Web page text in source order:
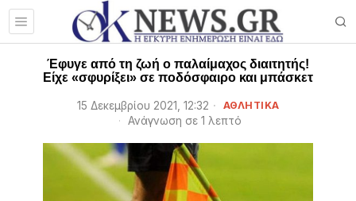
Έφυγε από τη ζωή ο παλαίμαχος διαιτητής!
Είχε «σφυρίξει» σε ποδόσφαιρο και μπάσκετ
15 Δεκεμβρίου 2021, 12:32 ΑΘΛΗΤΙΚΑ
Ανάγνωση σε 1 λεπτό